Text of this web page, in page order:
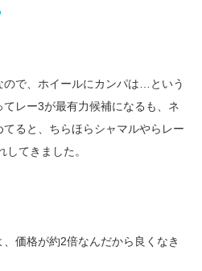
で、ホイールにカンパは…という
レー3が最有力候補になるも、ネ
ると、ちらほらシャマルやらレー
てきました。
価格が約2倍なんだから良くなき